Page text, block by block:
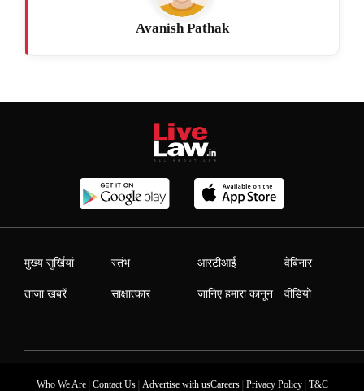
Avanish Pathak
मुख्य सुर्खियां
ताजा खबरें
स्तंभ
साक्षात्कार
आरटीआई
जानिए हमारा कानून
वेबिनार
वीडियो
Who We Are| Contact Us| Advertise with usCareers| Privacy Policy| T&C